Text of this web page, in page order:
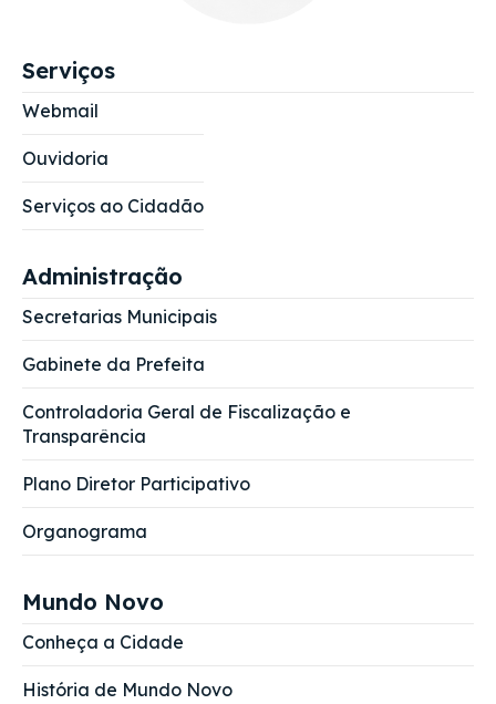
Serviços
Webmail
Ouvidoria
Serviços ao Cidadão
Administração
Secretarias Municipais
Gabinete da Prefeita
Controladoria Geral de Fiscalização e
Transparência
Plano Diretor Participativo
Organograma
Mundo Novo
Conheça a Cidade
História de Mundo Novo